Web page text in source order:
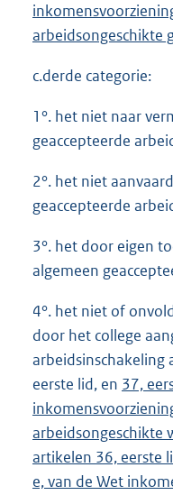
arbeidsongeschikte
c.derde categorie:
1°. het niet naar
geaccepteerde
2°. het niet
geaccepteerde
3°. het door eigen
algemeen
4°. het niet of
door het college
arbeidsinschakeling
eerste lid, en 37,
arbeidsongeschikte
artikelen 36, eerste
e, van de Wet